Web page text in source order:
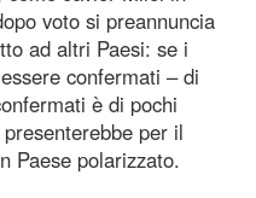
voto si preannuncia
ad altri Paesi: se i
confermati – di
è di pochi
per il
Paese polarizzato.